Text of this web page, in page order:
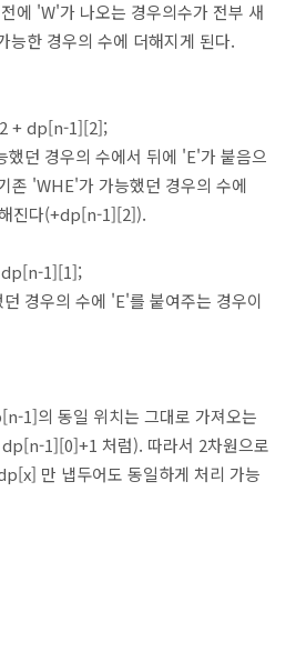
에 'W'가 나오는 경우의수가 전부 새
한 경우의 수에 더해지게 된다.
+ dp[n-1][2];
던 경우의 수에서 뒤에 'E'가 붙음으
존 'WHE'가 가능했던 경우의 수에
진다(+dp[n-1][2]).
1][1];
경우의 수에 'E'를 붙여주는 경우이
1]의 동일 위치는 그대로 가져오는
1][0]+1 처럼). 따라서 2차원으로
만 냅두어도 동일하게 처리 가능